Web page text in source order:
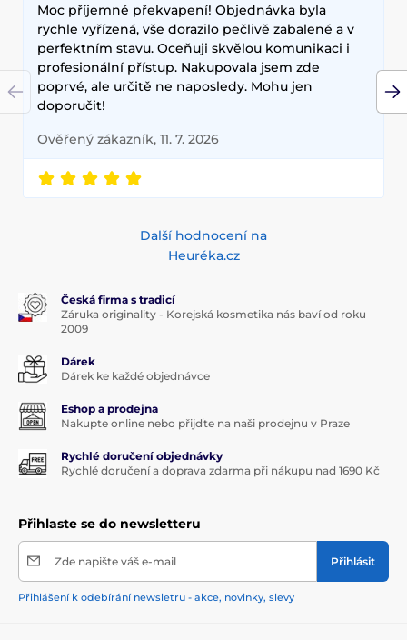
Moc příjemné překvapení! Objednávka byla
rychle vyřízená, vše dorazilo pečlivě zabalené a v
perfektním stavu. Oceňuji skvělou komunikaci i
profesionální přístup. Nakupovala jsem zde
poprvé, ale určitě ne naposledy. Mohu jen
doporučit!
Ověřený zákazník, 11. 7. 2026
Další hodnocení na
Heuréka.cz
Česká firma s tradicí
Záruka originality - Korejská kosmetika nás baví od roku
2009
Dárek
Dárek ke každé objednávce
Eshop a prodejna
Nakupte online nebo přijďte na naši prodejnu v Praze
Rychlé doručení objednávky
Rychlé doručení a doprava zdarma při nákupu nad 1690 Kč
Přihlaste se do newsletteru
Zde napište váš e-mail Přihlásit
Přihlášení k odebírání newsletru - akce, novinky, slevy